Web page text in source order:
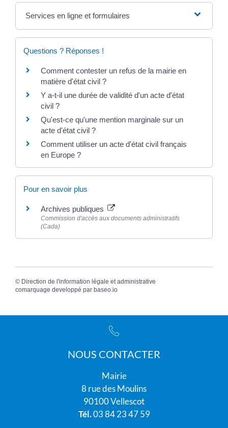
Services en ligne et formulaires
Questions ? Réponses !
Comment contester un refus de la mairie en
matière d'état civil ?
Y a-t-il une durée de validité d'un acte d'état
civil ?
Qu'est-ce qu'une mention marginale sur un
acte d'état civil ?
Comment utiliser un acte d'état civil français
en Europe ?
Pour en savoir plus
Archives publiques
Commission d'accès aux documents administratifs
(Cada)
© Direction de l'information légale et administrative
comarquage developpé par baseo.io
NOUS CONTACTER
Mairie
8 rue des Moulins
90100 Vellescot
Tél.03 84 23 47 59